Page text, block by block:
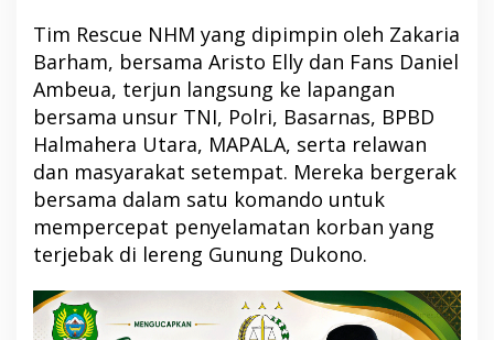
Tim Rescue NHM yang dipimpin oleh Zakaria
Barham, bersama Aristo Elly dan Fans Daniel
Ambeua, terjun langsung ke lapangan
bersama unsur TNI, Polri, Basarnas, BPBD
Halmahera Utara, MAPALA, serta relawan
dan masyarakat setempat. Mereka bergerak
bersama dalam satu komando untuk
mempercepat penyelamatan korban yang
terjebak di lereng Gunung Dukono.